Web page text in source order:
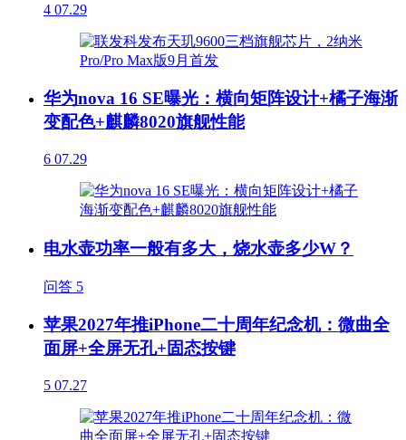
4 07.29
华为nova 16 SE曝光：横向矩阵设计+橘子海渐
变配色+麒麟8020旗舰性能
6 07.29
电水壶功率一般有多大，烧水壶多少W？
问答 5
苹果2027年推iPhone二十周年纪念机：微曲全
面屏+全屏无孔+固态按键
5 07.27